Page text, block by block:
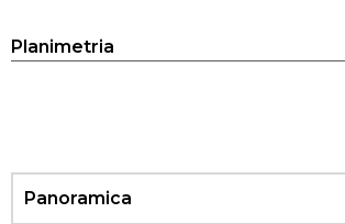
Planimetria
Panoramica